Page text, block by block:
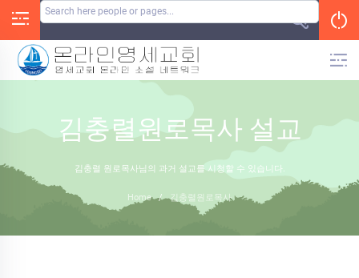
김충렬원로목사 설교
김충렬 원로목사님의 과거 설교를 시청할 수 있습니다.
Home / 김충렬원로목사